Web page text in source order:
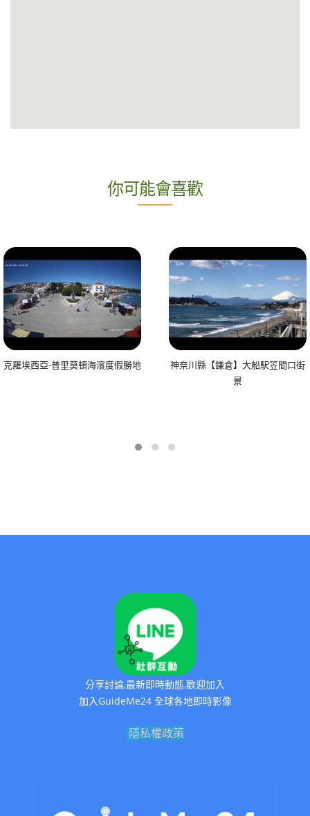
你可能會喜歡
克羅埃西亞-普里莫頓海濱度假勝地
神奈川縣【鎌倉】大船駅笠間口街
景
分享討論,最新即時動態,歡迎加入
加入GuideMe24 全球各地即時影像
隱私權政策